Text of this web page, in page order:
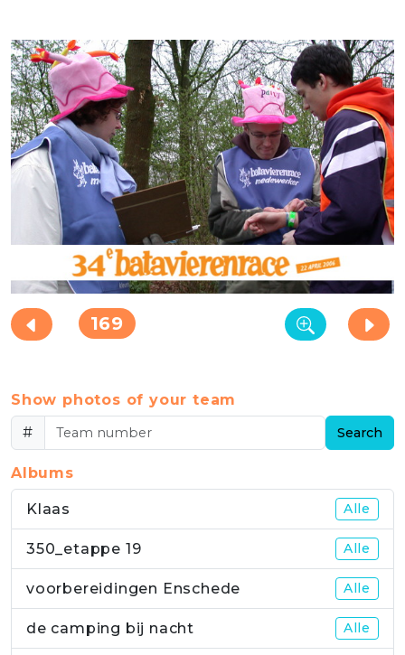
169
Show photos of your team
#
Search
Albums
Klaas Alle
350_etappe 19 Alle
voorbereidingen Enschede Alle
de camping bij nacht Alle